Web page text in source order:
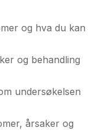
og hva du kan
og behandling
undersøkelsen
årsaker og